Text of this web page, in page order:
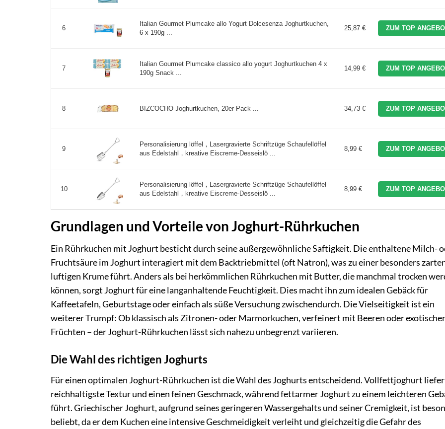
6
Italian Gourmet Plumcake allo Yogurt Dolcesenza Joghurtkuchen,
6 x 190g ...
25,87 € ZUM TOP
7
Italian Gourmet Plumcake classico allo yogurt Joghurtkuchen 4 x
190g Snack ...
14,99 € ZUM TOP
8 BIZCOCHO Joghurtkuchen, 20er Pack ... 34,73 € ZUM TOP
9
Personalisierung löffel，Lasergravierte Schriftzüge Schaufellöffel
aus Edelstahl，kreative Eiscreme-Desseislö ...
8,99 € ZUM TOP
10
Personalisierung löffel，Lasergravierte Schriftzüge Schaufellöffel
aus Edelstahl，kreative Eiscreme-Desseislö ...
8,99 € ZUM TOP
Grundlagen und Vorteile von Joghurt-Rührkuchen
Ein Rührkuchen mit Joghurt besticht durch seine außergewöhnliche Saftigkeit. Die enthaltene Milch-
Fruchtsäure im Joghurt interagiert mit dem Backtriebmittel (oft Natron), was zu einer besonders
luftigen Krume führt. Anders als bei herkömmlichen Rührkuchen mit Butter, die manchmal trocken
können, sorgt Joghurt für eine langanhaltende Feuchtigkeit. Dies macht ihn zum idealen Gebäck für
Kaffeetafeln, Geburtstage oder einfach als süße Versuchung zwischendurch. Die Vielseitigkeit ist ein
weiterer Trumpf: Ob klassisch als Zitronen- oder Marmorkuchen, verfeinert mit Beeren oder
Früchten – der Joghurt-Rührkuchen lässt sich nahezu unbegrenzt variieren.
Die Wahl des richtigen Joghurts
Für einen optimalen Joghurt-Rührkuchen ist die Wahl des Joghurts entscheidend. Vollfettjoghurt
reichhaltigste Textur und einen feinen Geschmack, während fettarmer Joghurt zu einem leichteren
führt. Griechischer Joghurt, aufgrund seines geringeren Wassergehalts und seiner Cremigkeit, ist
beliebt, da er dem Kuchen eine intensive Geschmeidigkeit verleiht und gleichzeitig die Gefahr des